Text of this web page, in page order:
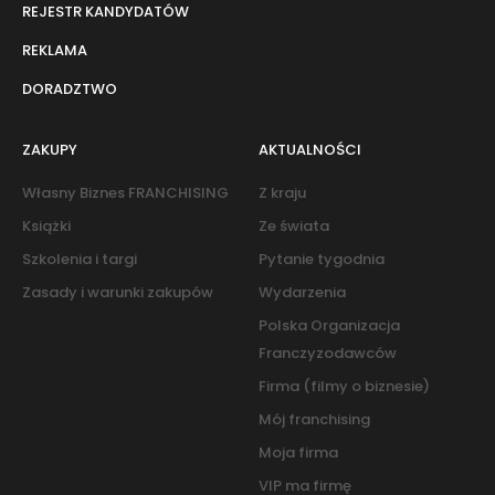
REJESTR KANDYDATÓW
REKLAMA
DORADZTWO
ZAKUPY
Własny Biznes FRANCHISING
Książki
Szkolenia i targi
Zasady i warunki zakupów
AKTUALNOŚCI
Z kraju
Ze świata
Pytanie tygodnia
Wydarzenia
Polska Organizacja
Franczyzodawców
Firma (filmy o biznesie)
Mój franchising
Moja firma
VIP ma firmę